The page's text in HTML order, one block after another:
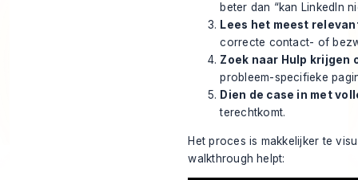
beter dan “kan LinkedIn
Lees het meest
correcte contact- of
Zoek naar Hulp krijgen
probleem-specifieke
Dien de case in met
terechtkomt.
Het proces is makkelijker te
walkthrough helpt: